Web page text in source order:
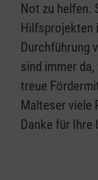
Not zu helfen.
Hilfsprojekten
Durchführung
sind immer
treue
Malteser viele
Danke für Ihre